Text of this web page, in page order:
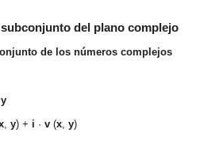
subconjunto del plano complejo
de los números complejos
y
, y) + i · v (x, y)